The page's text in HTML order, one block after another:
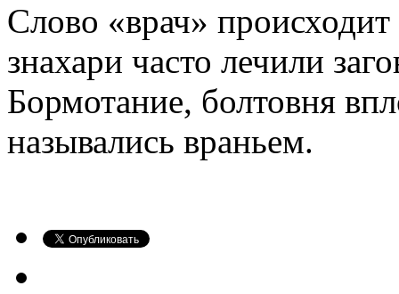
Слово «врач»
знахари часто лечили
Бормотание, болтовня
назывались враньем.